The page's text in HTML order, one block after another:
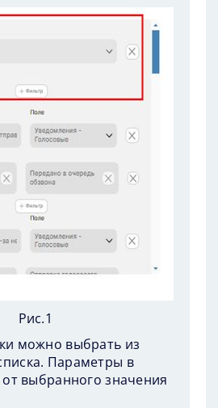
Рис.1
можно выбрать из
Параметры в
от выбранного значения